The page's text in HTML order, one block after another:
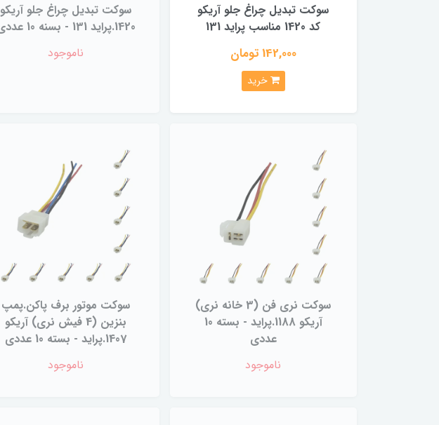
سوکت تبدیل چراغ جلو آریکو
کد 1420 مناسب پراید 131
142,000 تومان
خرید
سوکت تبدیل چراغ جلو آریکو
1420.پراید 131 - بسنه 10 عددی
ناموجود
سوکت نری فن (3 خانه نری)
آریکو 1188.پراید - بسته 10
عددی
ناموجود
سوکت موتور برف پاکن.پمپ
بنزین (4 فیش نری) آریکو
1407.پراید - بسته 10 عددی
ناموجود